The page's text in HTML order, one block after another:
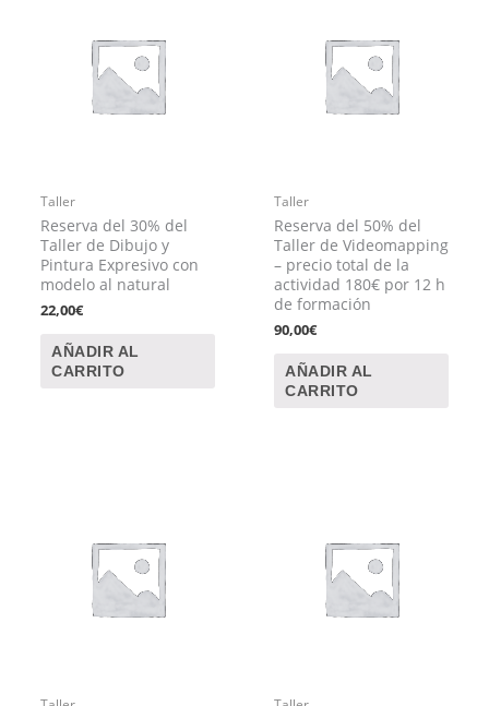
Taller
Reserva del 30% del
Taller de Dibujo y
Pintura Expresivo con
modelo al natural
22,00€
AÑADIR AL
CARRITO
Taller
Reserva del 50% del
Taller de Videomapping
– precio total de la
actividad 180€ por 12 h
de formación
90,00€
AÑADIR AL
CARRITO